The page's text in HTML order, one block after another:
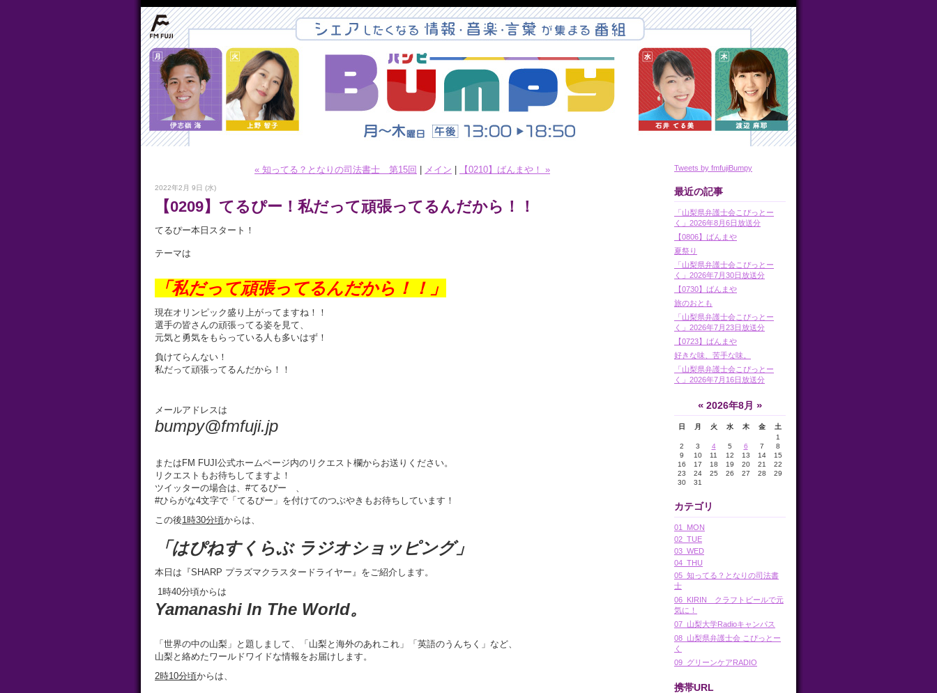
« 知ってる？となりの司法書士 第15回 メイン 【0210】ばんまや！ »
2022年2月 9日 (水)
【0209】てるぴー！私だって頑張ってるんだから！！
てるぴー本日スタート！
テーマは
「私だって頑張ってるんだから！！ 」
現在オリンピック盛り上がってますね！！
選手の皆さんの頑張ってる姿を見て、
元気と勇気をもらっている人も多いはず！
負けてらんない！
私だって頑張ってるんだから！！
メールアドレスは
bumpy@fmfuji.jp
またはFM FUJI公式ホームページ内のリクエスト欄からお送りください。
リクエストもお待ちしてますよ！
ツイッターの場合は、#てるぴー 、
#ひらがな4文字で「てるぴー」を付けてのつぶやきもお待ちしています！
この後1時30分頃からは、
「はぴねすくらぶ ラジオショッピング」
本日は『SHARP プラズマクラスタードライヤー』をご紹介します。
1時40分頃からは
Yamanashi In The World。
「世界の中の山梨」と題しまして、「山梨と海外のあれこれ」「英語のうんちく」など、
山梨と絡めたワールドワイドな情報をお届けします。
2時10分頃からは、
Tweets by fmfujiBumpy
最近の記事
「山梨県弁護士会こぴっとー
く」2026年8月6日放送分
【0806】ばんまや
夏祭り
「山梨県弁護士会こぴっとー
く」2026年7月30日放送分
【0730】ばんまや
旅のおとも
「山梨県弁護士会こぴっとー
く」2026年7月23日放送分
【0723】ばんまや
好きな味、苦手な味。
「山梨県弁護士会こぴっとー
く」2026年7月16日放送分
« 2026年8月 »
日 月 火 水 木 金
土
1
2
3 4 5 6 7
8
9
10 11 12 13 14
15
16
17 18 19 20 21
22
23
24 25 26 27 28
29
30
31
カテゴリ
01_MON
02_TUE
03_WED
04_THU
05_知ってる？となりの司法書
士
06_KIRIN クラフトビールで元
気に！
07_山梨大学Radioキャンパス
08_山梨県弁護士会 こぴっとー
く
09_グリーンケアRADIO
携帯URL